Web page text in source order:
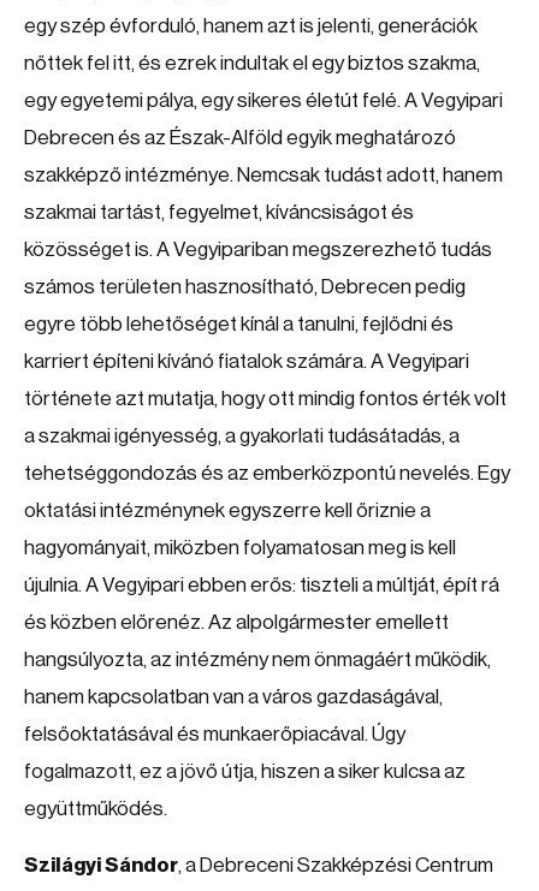
egy szép évforduló, hanem azt is jelenti, generációk
nőttek fel itt, és ezrek indultak el egy biztos szakma,
egy egyetemi pálya, egy sikeres életút felé. A Vegyipari
Debrecen és az Észak-Alföld egyik meghatározó
szakképző intézménye. Nemcsak tudást adott, hanem
szakmai tartást, fegyelmet, kíváncsiságot és
közösséget is. A Vegyipariban megszerezhető tudás
számos területen hasznosítható, Debrecen pedig
egyre több lehetőséget kínál a tanulni, fejlődni és
karriert építeni kívánó fiatalok számára. A Vegyipari
története azt mutatja, hogy ott mindig fontos érték volt
a szakmai igényesség, a gyakorlati tudásátadás, a
tehetséggondozás és az emberközpontú nevelés. Egy
oktatási intézménynek egyszerre kell őriznie a
hagyományait, miközben folyamatosan meg is kell
újulnia. A Vegyipari ebben erős: tiszteli a múltját, épít rá
és közben előrenéz. Az alpolgármester emellett
hangsúlyozta, az intézmény nem önmagáért működik,
hanem kapcsolatban van a város gazdaságával,
felsőoktatásával és munkaerőpiacával. Úgy
fogalmazott, ez a jövő útja, hiszen a siker kulcsa az
együttműködés.
Szilágyi Sándor, a Debreceni Szakképzési Centrum